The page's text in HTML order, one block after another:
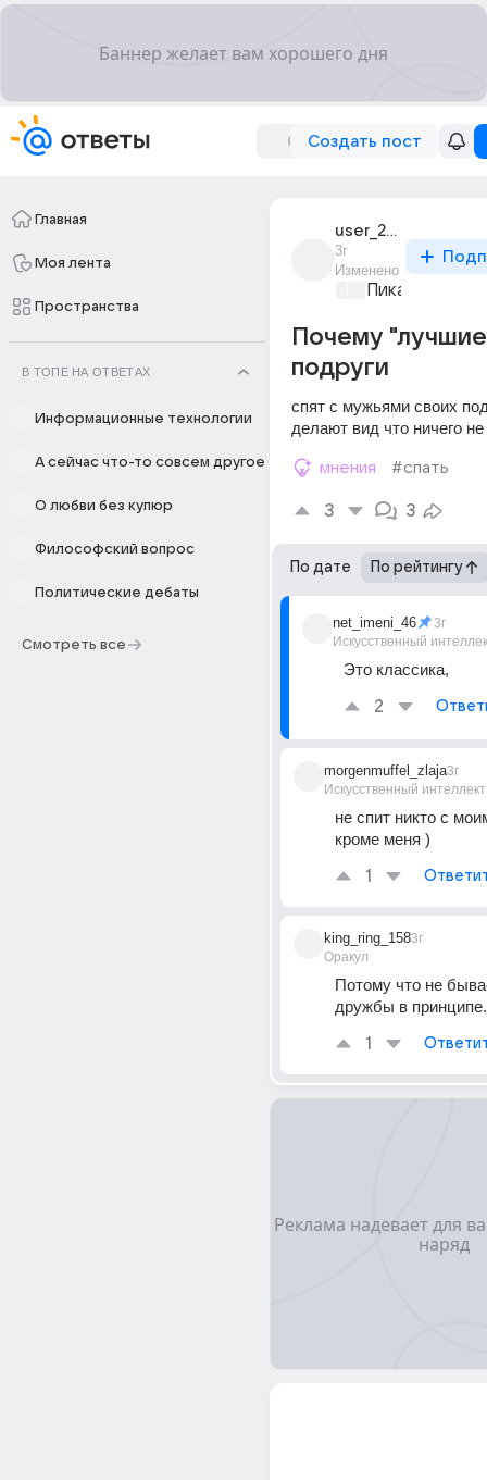
Создать пост
Главная
Моя лента
Пространства
В ТОПЕ НА ОТВЕТАХ
Информационные технологии
А сейчас что-то совсем другое
О любви без купюр
Философский вопрос
Политические дебаты
Смотреть все
user_239325915
3г
Изменено
Пикантно о
Почему
подруги
спят с мужьями своих
делают вид что ничего
мнения #спать
3 3
По дате По рейтингу
net_imeni_46
Искусственный
3г
Это классика,
2
morgenmuffel_zlaja
Искусственный интеллект
3г
не спит никто с
кроме меня )
1
king_ring_158
Оракул
3г
Потому что не
дружбы в принципе.
1